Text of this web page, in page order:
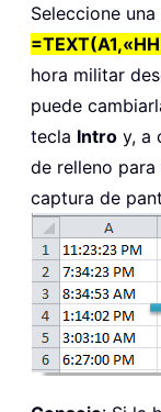
Seleccione
hora militar
puede
tecla Intro y, a
de relleno para
captura de